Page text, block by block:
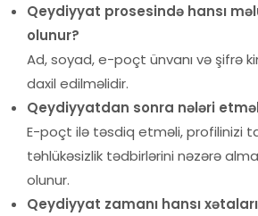
Qeydiyyat prosesində hansı
olunur?
Ad, soyad, e-poçt ünvanı və şifrə
daxil edilməlidir.
Qeydiyyatdan sonra nələri
E-poçt ilə təsdiq etməli, profilinizi
təhlükəsizlik tədbirlərini nəzərə
olunur.
Qeydiyyat zamanı hansı